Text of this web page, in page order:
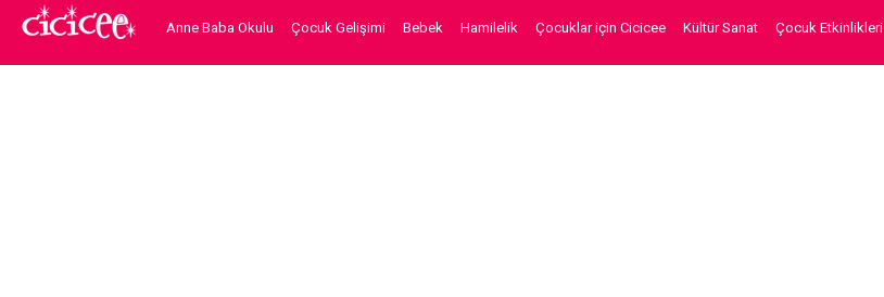
Anne Baba Okulu Çocuk Gelişimi Bebek Hamilelik Çocuklar için Cicicee Kültür Sanat Çocuk Etkinlikleri